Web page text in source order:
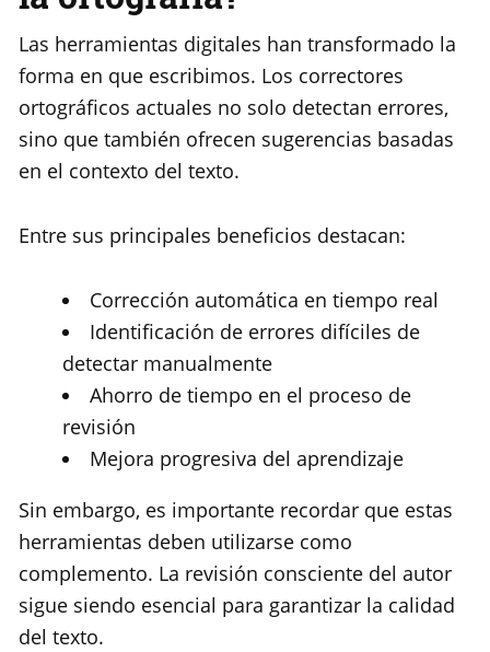
Las herramientas digitales han transformado la
forma en que escribimos. Los correctores
ortográficos actuales no solo detectan errores,
sino que también ofrecen sugerencias basadas
en el contexto del texto.
Entre sus principales beneficios destacan:
Corrección automática en tiempo real
Identificación de errores difíciles de
detectar manualmente
Ahorro de tiempo en el proceso de
revisión
Mejora progresiva del aprendizaje
Sin embargo, es importante recordar que estas
herramientas deben utilizarse como
complemento. La revisión consciente del autor
sigue siendo esencial para garantizar la calidad
del texto.